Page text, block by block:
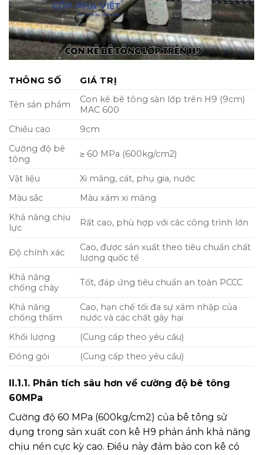
THÔNG SỐ GIÁ TRỊ
Tên sản phẩm
Con kê bê tông sàn lớp trên H9 (9cm)
MAC 600
Chiều cao
9cm
Cường độ bê
tông
≥ 60 MPa (600kg/cm2)
Vật liệu
Xi măng, cát, phụ gia, nước
Màu sắc
Màu xám xi măng
Khả năng chịu
lực
Rất cao, phù hợp với các công trình lớn
Độ chính xác
Cao, được sản xuất theo tiêu chuẩn chất
lượng quốc tế
Khả năng
chống cháy
Tốt, đáp ứng tiêu chuẩn an toàn PCCC
Khả năng
chống thấm
Cao, hạn chế tối đa sự xâm nhập của
nước và các chất gây hại
Khối lượng
(Cung cấp theo yêu cầu)
Đóng gói
(Cung cấp theo yêu cầu)
II.1.1. Phân tích sâu hơn về cường độ bê tông
60MPa
Cường độ 60 MPa (600kg/cm2) của bê tông sử
dụng trong sản xuất con kê H9 phản ánh khả năng
chịu nén cực kỳ cao. Điều này đảm bảo con kê có